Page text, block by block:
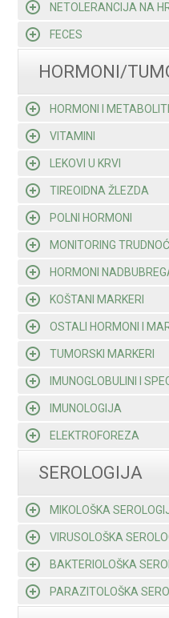
NETOLERANCIJA NA
FECES
HORMONI/
HORMONI I
VITAMINI
LEKOVI U KRVI
TIREOIDNA ŽLEZDA
POLNI HORMONI
MONITORING
HORMONI
KOŠTANI MARKERI
OSTALI HORMONI I
TUMORSKI MARKERI
IMUNOGLOBULINI I
IMUNOLOGIJA
ELEKTROFOREZA
SEROLOGIJA
MIKOLOŠKA
VIRUSOLOŠKA
BAKTERIOLOŠKA
PARAZITOLOŠKA